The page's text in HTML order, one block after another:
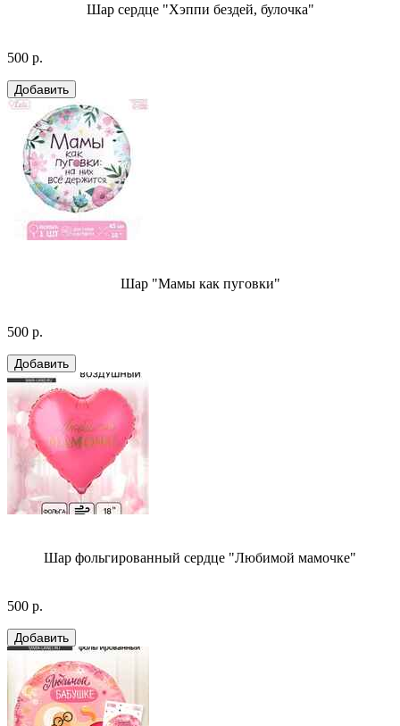
Шар сердце "Хэппи бездей, булочка"
500 р.
Шар "Мамы как пуговки"
500 р.
Шар фольгированный сердце "Любимой мамочке"
500 р.